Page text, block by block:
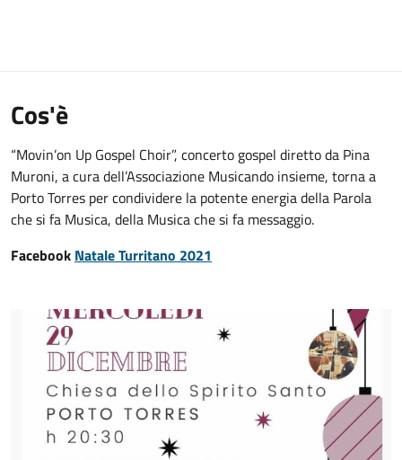
Cos'è
“Movin’on Up Gospel Choir”, concerto gospel diretto da Pina
Muroni, a cura dell’Associazione Musicando insieme, torna a
Porto Torres per condividere la potente energia della Parola
che si fa Musica, della Musica che si fa messaggio.
Facebook Natale Turritano 2021